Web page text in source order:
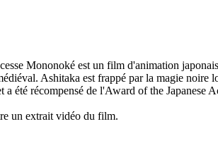
Mononoké est un film d'animation
Ashitaka est frappé par la magie
a été récompensé de l'Award of the Japanese
un extrait vidéo du film.